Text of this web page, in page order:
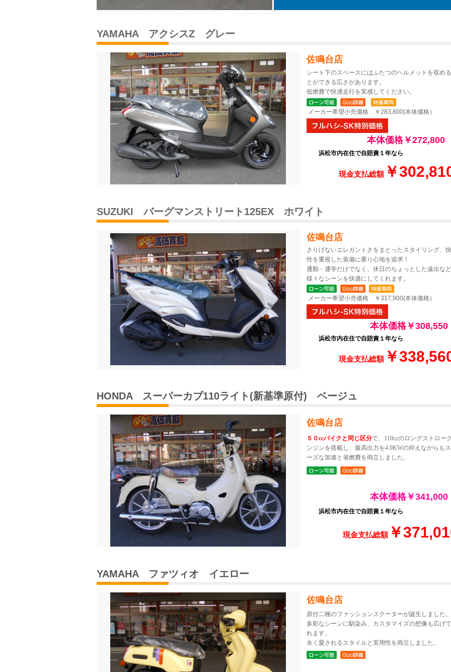
YAMAHA アクシスZ グレー
佐鳴台店
シート下のスペースにはふたつのヘルメットを収め
とができる広さがあります。
低燃費で快適走行を実感してください。
メーカー希望小売価格 ￥283,800(本体価格）
本体価格￥272,800
浜松市内在住で自賠責１年なら
現金支払総額￥
SUZUKI バーグマンストリート125EX ホワイト
佐鳴台店
さりげないエレガントさをまとったスタイリング、
性を重視した装備に乗り心地を追求！
通勤・通学だけでなく、休日のちょっとした遠出など
様々なシーンを快適にしてくれます。
メーカー希望小売価格 ￥317,900(本体価格）
本体価格￥308,550
浜松市内在住で自賠責１年なら
現金支払総額￥
HONDA スーパーカブ110ライト(新基準原付) ベージュ
佐鳴台店
５０ccバイクと同じ区分で、110ccのロングストロー
ンジンを搭載し、最高出力を4.0KWの抑えながらも
ーズな加速と省燃費を両立しました。
本体価格￥341,000
浜松市内在住で自賠責１年なら
現金支払総額￥
YAMAHA ファツィオ イエロー
佐鳴台店
原付二種のファッションスクーターが誕生しました。
多彩なシーンに馴染み、カスタマイズの想像も広げ
れます。
永く愛されるスタイルと実用性を両立しました。